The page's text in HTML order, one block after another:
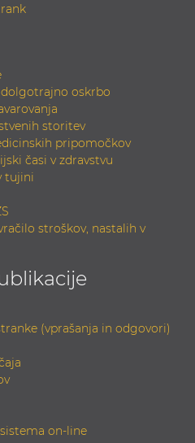
dolgotrajno oskrbo
storitev
pripomočkov
časi v zdravstvu
tujini
stroškov, nastalih v
(vprašanja in odgovori)
on-line